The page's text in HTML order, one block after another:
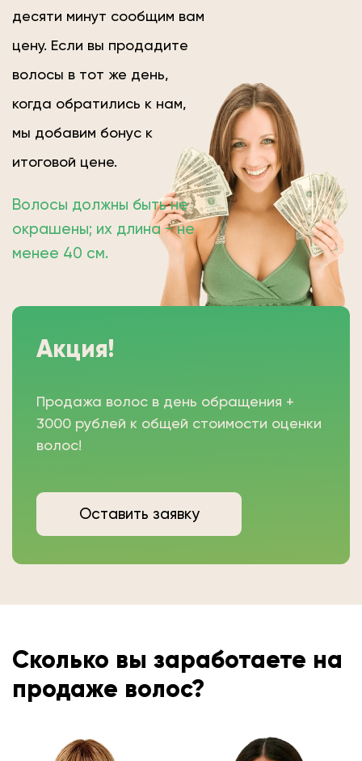
десяти минут сообщим вам
цену. Если вы продадите
волосы в тот же день,
когда обратились к нам,
мы добавим бонус к
итоговой цене.
Волосы должны быть не
окрашены; их длина − не
менее 40 см.
Акция!
Продажа волос в день обращения +
3000 рублей к общей стоимости оценки
волос!
Оставить заявку
Сколько вы заработаете на
продаже волос?